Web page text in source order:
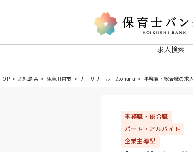
求人検索
TOP 鹿児島県 薩摩川内市 ナーサリールームohana 事務職・総合職の求
事務職・総合職
パート・アルバイト
企業主導型